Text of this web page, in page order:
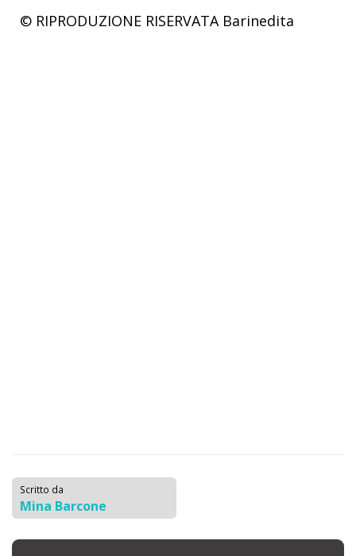
© RIPRODUZIONE RISERVATA Barinedita
Scritto da
Mina Barcone